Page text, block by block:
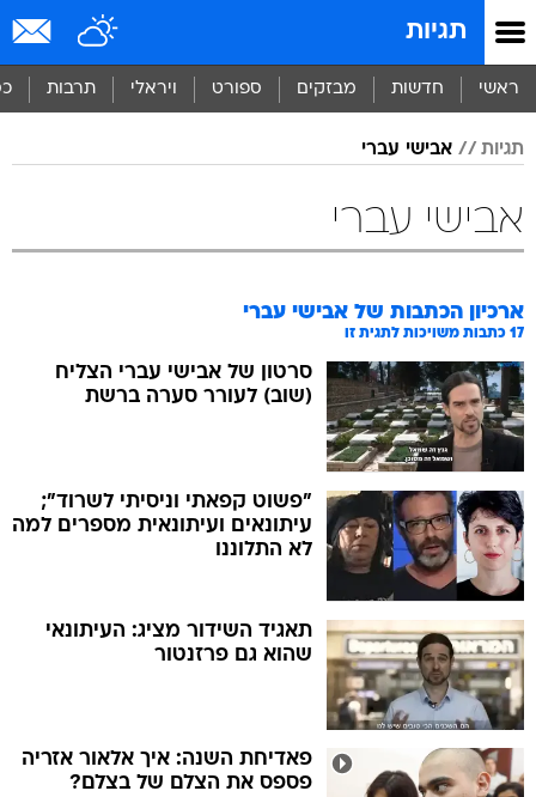
תגיות
ראשי חדשות מבזקים ספורט ויראלי תרבות
תגיות אבישי עברי
אבישי עברי
ארכיון הכתבות של אבישי עברי
17 כתבות משויכות לתגית זו
סרטון של אבישי עברי הצליח
(שוב) לעורר סערה ברשת
"פשוט קפאתי וניסיתי לשרוד";
עיתונאים ועיתונאית מספרים למה
לא התלוננו
תאגיד השידור מציג: העיתונאי
שהוא גם פרזנטור
פאדיחת השנה: איך אלאור אזריה
פספס את הצלם של בצלם?